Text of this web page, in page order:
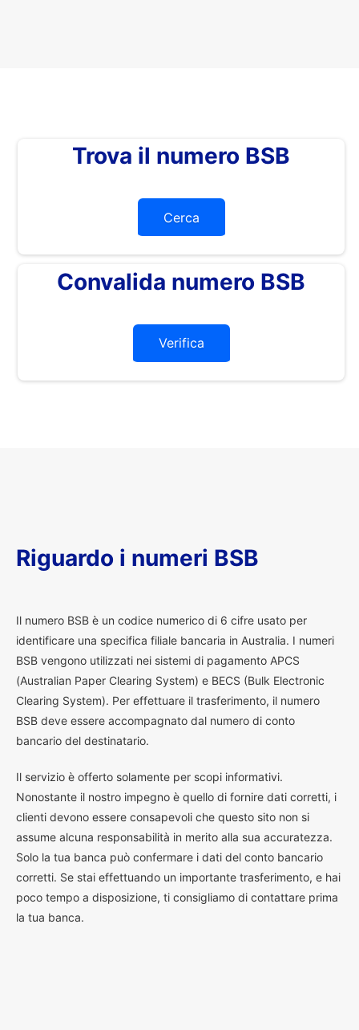
Trova il numero BSB
Cerca
Convalida numero BSB
Verifica
Riguardo i numeri BSB
Il numero BSB è un codice numerico di 6 cifre usato per
identificare una specifica filiale bancaria in Australia. I numeri
BSB vengono utilizzati nei sistemi di pagamento APCS
(Australian Paper Clearing System) e BECS (Bulk Electronic
Clearing System). Per effettuare il trasferimento, il numero
BSB deve essere accompagnato dal numero di conto
bancario del destinatario.
Il servizio è offerto solamente per scopi informativi.
Nonostante il nostro impegno è quello di fornire dati corretti, i
clienti devono essere consapevoli che questo sito non si
assume alcuna responsabilità in merito alla sua accuratezza.
Solo la tua banca può confermare i dati del conto bancario
corretti. Se stai effettuando un importante trasferimento, e hai
poco tempo a disposizione, ti consigliamo di contattare prima
la tua banca.